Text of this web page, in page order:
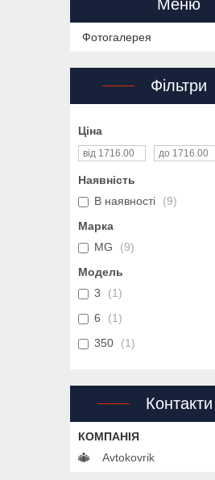
Фотогалерея
Фільтри
Ціна
Наявність
В наявності
9
Марка
MG
9
Модель
3
1
6
1
350
1
Контакти
Avtokovrik